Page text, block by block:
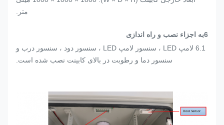
متر.
6به اجزاء نصب و راه اندازی
6.1 لامپ LED ، سنسور لامپ LED ، سنسور دود ، سنسور درب و
سنسور دما و رطوبت در بالای کابینت نصب شده است.